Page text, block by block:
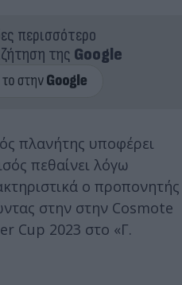
περισσότερο
της Google
πλανήτης υποφέρει
πεθαίνει λόγω
ο προπονητής
στην στην Cosmote
Cup 2023 στο «Γ.